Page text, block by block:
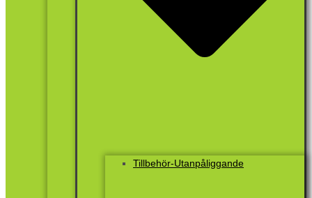
Tillbehör-Utanpåliggande